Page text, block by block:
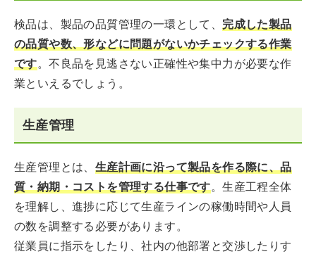
検品は、製品の品質管理の一環として、完成した製品
の品質や数、形などに問題がないかチェックする作業
です。不良品を見逃さない正確性や集中力が必要な作
業といえるでしょう。
生産管理
生産管理とは、 生産計画に沿って製品を作る際に、品
質・納期・コストを管理する仕事です。生産工程全体
を理解し、進捗に応じて生産ラインの稼働時間や人員
の数を調整する必要があります。
従業員に指示をしたり、社内の他部署と交渉したりす